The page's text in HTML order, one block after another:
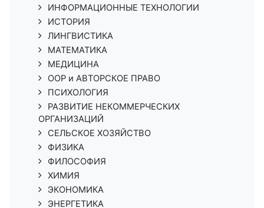
ИНФОРМАЦИОННЫЕ ТЕХНОЛОГИИ
ИСТОРИЯ
ЛИНГВИСТИКА
МАТЕМАТИКА
МЕДИЦИНА
ООР и АВТОРСКОЕ ПРАВО
ПСИХОЛОГИЯ
РАЗВИТИЕ НЕКОММЕРЧЕСКИХ
ОРГАНИЗАЦИЙ
СЕЛЬСКОЕ ХОЗЯЙСТВО
ФИЗИКА
ФИЛОСОФИЯ
ХИМИЯ
ЭКОНОМИКА
ЭНЕРГЕТИКА